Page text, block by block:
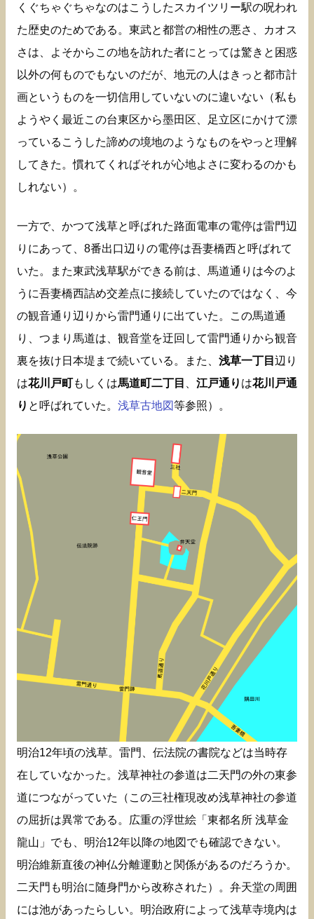
くぐちゃぐちゃなのはこうしたスカイツリー駅の呪われ
た歴史のためである。東武と都営の相性の悪さ、カオス
さは、よそからこの地を訪れた者にとっては驚きと困惑
以外の何ものでもないのだが、地元の人はきっと都市計
画というものを一切信用していないのに違いない（私も
ようやく最近この台東区から墨田区、足立区にかけて漂
っているこうした諦めの境地のようなものをやっと理解
してきた。慣れてくればそれが心地よさに変わるのかも
しれない）。
一方で、かつて浅草と呼ばれた路面電車の電停は雷門辺
りにあって、8番出口辺りの電停は吾妻橋西と呼ばれて
いた。また東武浅草駅ができる前は、馬道通りは今のよ
うに吾妻橋西詰め交差点に接続していたのではなく、今
の観音通り辺りから雷門通りに出ていた。この馬道通
り、つまり馬道は、観音堂を迂回して雷門通りから観音
裏を抜け日本堤まで続いている。また、 浅草一丁目 辺り
は花川戸町もしくは馬道町二丁目 江戸通り は花川戸通
り と呼ばれていた。 浅草古地図等参照）。
明治12年頃の浅草。雷門、伝法院の書院などは当時存
在していなかった。浅草神社の参道は二天門の外の東参
道につながっていた（この三社権現改め浅草神社の参道
の屈折は異常である。広重の浮世絵「東都名所 浅草金
龍山」でも、明治12年以降の地図でも確認できない。
明治維新直後の神仏分離運動と関係があるのだろうか。
二天門も明治に随身門から改称された）。弁天堂の周囲
には池があったらしい。明治政府によって浅草寺境内は